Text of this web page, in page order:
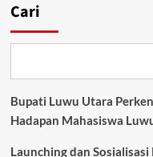
Cari
Bupati Luwu Utara
Hadapan Mahasiswa
Launching dan